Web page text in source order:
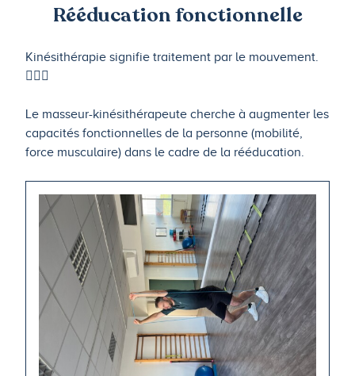
Rééducation fonctionnelle
Kinésithérapie signifie traitement par le mouvement.
🤸🏼‍♂️
Le masseur-kinésithérapeute cherche à augmenter les
capacités fonctionnelles de la personne (mobilité,
force musculaire) dans le cadre de la rééducation.